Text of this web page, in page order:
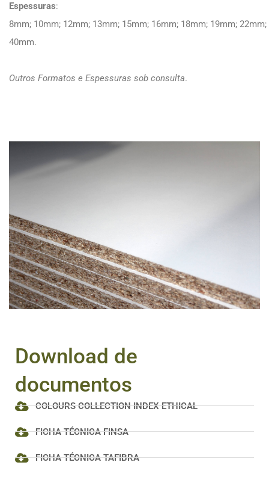
Espessuras:
8mm; 10mm; 12mm; 13mm; 15mm; 16mm; 18mm; 19mm;
40mm.
Outros Formatos e Espessuras sob consulta.
Download de
documentos
COLOURS COLLECTION INDEX ETHICAL
FICHA TÉCNICA FINSA
FICHA TÉCNICA TAFIBRA